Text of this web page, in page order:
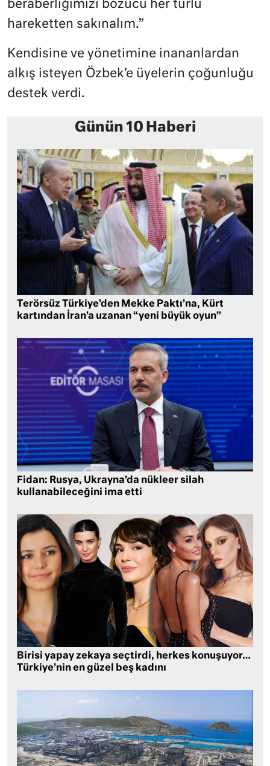
beraberliğimizi bozucu her türlü
hareketten sakınalım.”
Kendisine ve yönetimine inananlardan
alkış isteyen Özbek’e üyelerin çoğunluğu
destek verdi.
Günün 10 Haberi
Terörsüz Türkiye’den Mekke Paktı’na, Kürt
kartından İran’a uzanan “yeni büyük oyun”
Fidan: Rusya, Ukrayna’da nükleer silah
kullanabileceğini ima etti
Birisi yapay zekaya seçtirdi, herkes konuşuyor…
Türkiye’nin en güzel beş kadını